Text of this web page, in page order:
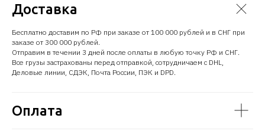
Доставка
Бесплатно доставим по РФ при заказе от 100 000 рублей и в СНГ при
заказе от 300 000 рублей.
Отправим в течении 3 дней после оплаты в любую точку РФ и СНГ.
Все грузы застрахованы перед отправкой, сотрудничаем с DHL,
Деловые линии, СДЭК, Почта России, ПЭК и DPD.
Оплата